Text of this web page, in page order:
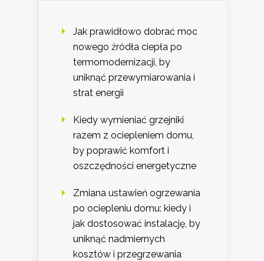
Jak prawidłowo dobrać moc
nowego źródła ciepła po
termomodernizacji, by
uniknąć przewymiarowania i
strat energii
Kiedy wymieniać grzejniki
razem z ociepleniem domu,
by poprawić komfort i
oszczędności energetyczne
Zmiana ustawień ogrzewania
po ociepleniu domu: kiedy i
jak dostosować instalację, by
uniknąć nadmiernych
kosztów i przegrzewania